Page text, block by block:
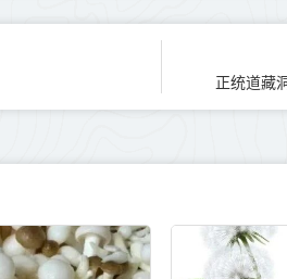
正统道藏